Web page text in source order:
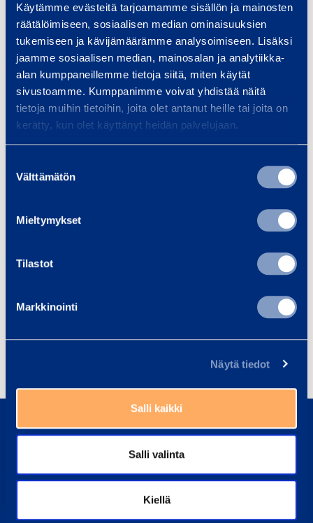
Käytämme evästeitä tarjoamamme sisällön ja mainosten
räätälöimiseen, sosiaalisen median ominaisuuksien
tukemiseen ja kävijämäärämme analysoimiseen. Lisäksi
jaamme sosiaalisen median, mainosalan ja analytiikka-
alan kumppaneillemme tietoja siitä, miten käytät
sivustoamme. Kumppanimme voivat yhdistää näitä
tietoja muihin tietoihin, joita olet antanut heille tai joita on
kerätty, kun olet käyttänyt heidän palvelujaan.
valinta
Välttämätön
Mieltymykset
Tilastot
Markkinointi
Näytä tiedot
Salli kaikki
Salli valinta
Kiellä
Kuljetus Puhdistus Rakentaminen RamiTurva
Talotekniikka Tankkaus RamiFleet Kiinteistöhuolto
Kuljetus ja logistiikka
Tuotteet
Soita meille, olemme täällä auttaaksemme sinua
asiakaspalvelu@ramirent.fi
Vastaamme tavallisesti vuorokauden sisällä